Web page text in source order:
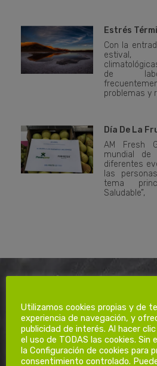
Estrés
Con la
estival,
de
problemas y
Día De La
AM Fresh
mundial de
diferentes
las
tema
Saludable”,
Noticias
Utilizamos cookies propias y de
experiencia de navegación, y
publicidad de interés. Al hacer
el uso de TODAS las cookies. Sin
la Configuración de cookies para
consentimiento controlado.